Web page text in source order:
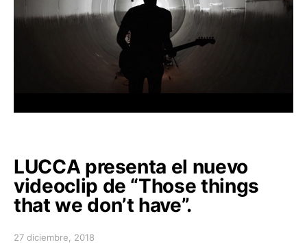
LUCCA presenta el nuevo
videoclip de “Those things
that we don’t have”.
Posted on
27 diciembre, 2018